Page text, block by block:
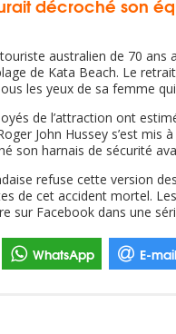
décroché son
australien de 70 ans
de Kata Beach. Le
les yeux de sa femme
de l’attraction ont
John Hussey s’est mis
son harnais de sécurité
refuse cette version
de cet accident mortel.
sur Facebook dans une
WhatsApp E-mail